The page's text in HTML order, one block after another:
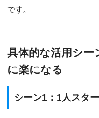
です。
具体的な活用シー
に楽になる
シーン1：1人スタ